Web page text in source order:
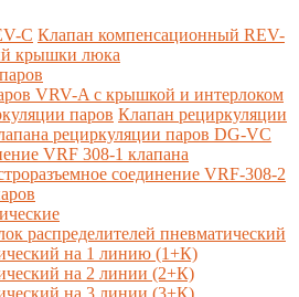
C Клапан компенсационный REV-
крышки люка
VRV-A с крышкой и интерлоком
паров Клапан рециркуляции
рециркуляции паров DG-VC
VRF 308-1 клапана
соединение VRF-308-2
распределителей пневматический
на 1 линию (1+К)
на 2 линии (2+К)
на 3 линии (3+К)